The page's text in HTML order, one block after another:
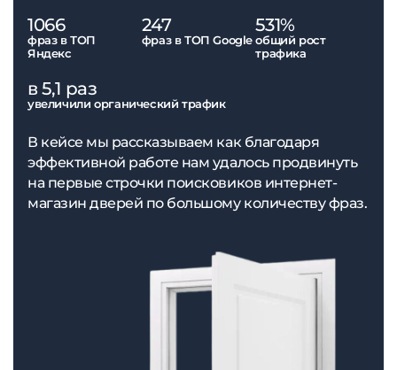
1066
фраз в ТОП
Яндекс
247
фраз в ТОП Google
531%
общий рост
трафика
в 5,1 раз
увеличили органический трафик
В кейсе мы рассказываем как благодаря
эффективной работе нам удалось продвинуть
на первые строчки поисковиков интернет-
магазин дверей по большому количеству фраз.